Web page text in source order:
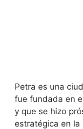
Petra es una
fue fundada en
y que se hizo
estratégica en